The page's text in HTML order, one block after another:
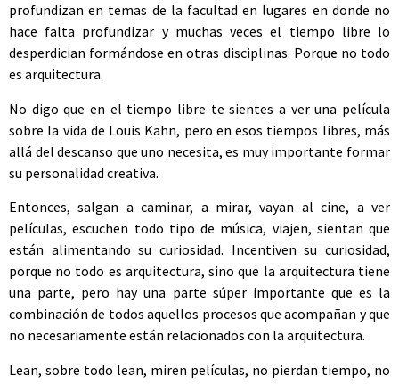
profundizan en temas de la facultad en lugares en donde no
hace falta profundizar y muchas veces el tiempo libre lo
desperdician formándose en otras disciplinas. Porque no todo
es arquitectura.
No digo que en el tiempo libre te sientes a ver una película
sobre la vida de Louis Kahn, pero en esos tiempos libres, más
allá del descanso que uno necesita, es muy importante formar
su personalidad creativa.
Entonces, salgan a caminar, a mirar, vayan al cine, a ver
películas, escuchen todo tipo de música, viajen, sientan que
están alimentando su curiosidad. Incentiven su curiosidad,
porque no todo es arquitectura, sino que la arquitectura tiene
una parte, pero hay una parte súper importante que es la
combinación de todos aquellos procesos que acompañan y que
no necesariamente están relacionados con la arquitectura.
Lean, sobre todo lean, miren películas, no pierdan tiempo, no